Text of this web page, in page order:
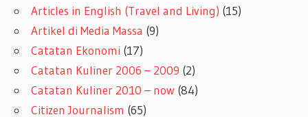
Articles in English (Travel and Living) (15)
Artikel di Media Massa (9)
Catatan Ekonomi (17)
Catatan Kuliner 2006 – 2009 (2)
Catatan Kuliner 2010 – now (84)
Citizen Journalism (65)